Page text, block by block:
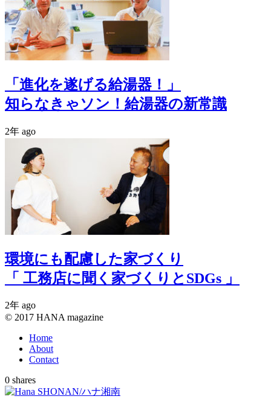
「進化を遂げる給湯器！」
知らなきゃソン！給湯器の新常識
2年 ago
環境にも配慮した家づくり
「 工務店に聞く家づくりとSDGs 」
2年 ago
© 2017 HANA magazine
Home
About
Contact
0 shares